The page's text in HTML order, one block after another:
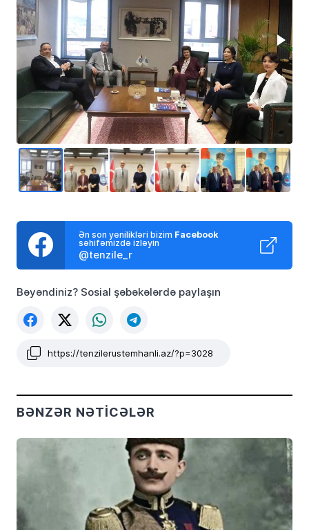
Ən son yenilikləri bizim Facebook
səhifəmizdə izləyin
@tenzile_r
Bəyəndiniz? Sosial şəbəkələrdə paylaşın
https://tenzilerustemhanli.az/?p=3028
BƏNZƏR NƏTICƏLƏR